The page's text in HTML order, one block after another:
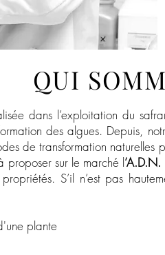
QUI
dans l’exploitation du
des algues. Depuis,
de transformation naturelles
proposer sur le marché l
S’il n’est pas
plante